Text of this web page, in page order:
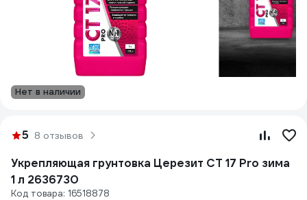
Нет в наличии
5 8 отзывов
Укрепляющая грунтовка Церезит CT 17 Pro зима
1 л 2636730
Код товара: 16518878